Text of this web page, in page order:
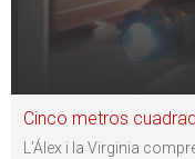
Cinco metros
L’Álex i la Virginia